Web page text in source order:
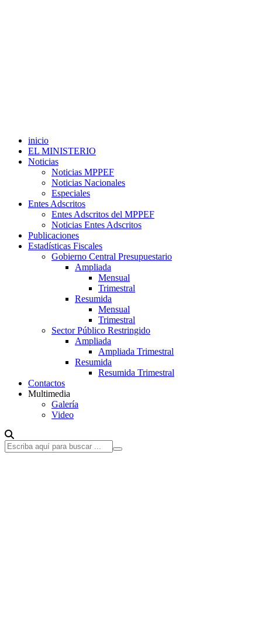
inicio
EL MINISTERIO
Noticias
Noticias MPPEF
Noticias Nacionales
Especiales
Entes Adscritos
Entes Adscritos del MPPEF
Noticias Entes Adscritos
Publicaciones
Estadísticas Fiscales
Gobierno Central Presupuestario
Ampliada
Mensual
Trimestral
Resumida
Mensual
Trimestral
Sector Público Restringido
Ampliada
Ampliada Trimestral
Resumida
Resumida Trimestral
Contactos
Multimedia
Galería
Video